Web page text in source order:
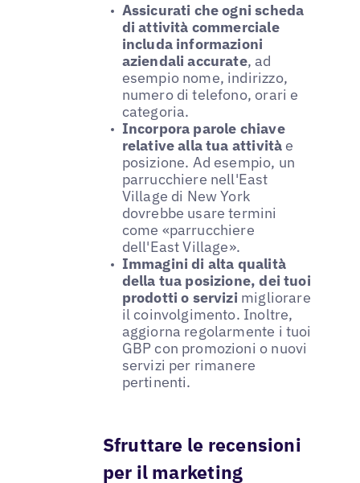
Assicurati che ogni scheda
di attività commerciale
includa informazioni
aziendali accurate, ad
esempio nome, indirizzo,
numero di telefono, orari e
categoria.
Incorpora parole chiave
relative alla tua attività e
posizione. Ad esempio, un
parrucchiere nell'East
Village di New York
dovrebbe usare termini
come «parrucchiere
dell'East Village».
Immagini di alta qualità
della tua posizione, dei tuoi
prodotti o servizi migliorare
il coinvolgimento. Inoltre,
aggiorna regolarmente i tuoi
GBP con promozioni o nuovi
servizi per rimanere
pertinenti.
Sfruttare le recensioni
per il marketing